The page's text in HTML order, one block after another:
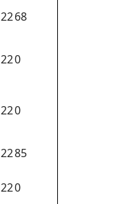
2268
220
220
2285
220